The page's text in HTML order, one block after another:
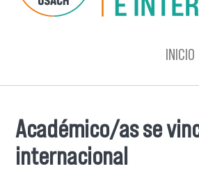
INICIO
Se encuentra usted
Académico/as se
internacional